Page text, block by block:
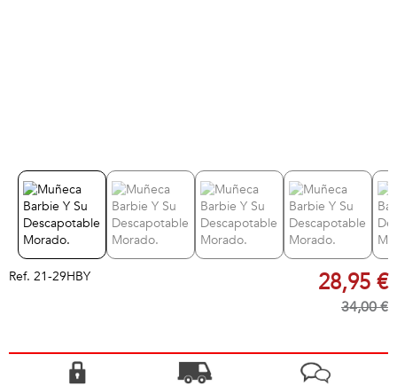
Ref. 21-29HBY 28,95 €
34,00 €